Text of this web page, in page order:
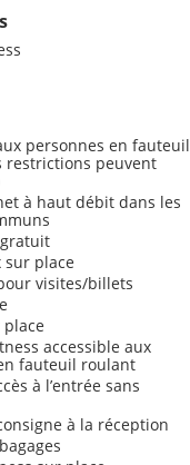
personnes en fauteuil
restrictions peuvent
à haut débit dans les
gratuit
sur place
visites/billets
accessible aux
fauteuil roulant
à l’entrée sans
à la réception